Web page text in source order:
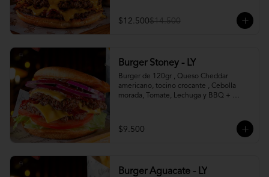
$12.500$14.500
Burger Stoney - LY
Burger de 120gr , Queso Cheddar
americano, tocino crocante , Cebolla
morada, Tomate, Lechuga y BBQ +
$9.500
Burger Aguacate - LY